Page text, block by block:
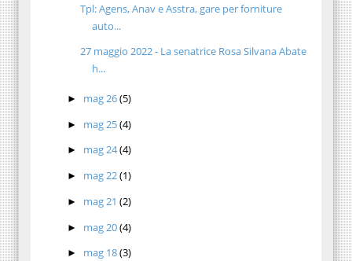
Tpl: Agens, Anav e Asstra, gare per forniture
auto...
27 maggio 2022 - La senatrice Rosa Silvana Abate
h...
► mag 26(5)
► mag 25(4)
► mag 24(4)
► mag 22(1)
► mag 21(2)
► mag 20(4)
► mag 18(3)